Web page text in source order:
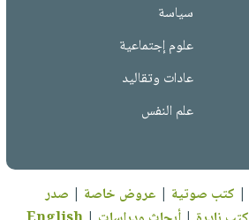
سياسة
علوم إجتماعية
عادات وتقاليد
علم النفس
| كتب صوتية | عروض خاصة | صدر